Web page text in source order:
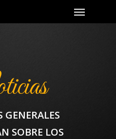
GENERALES
SOBRE LOS